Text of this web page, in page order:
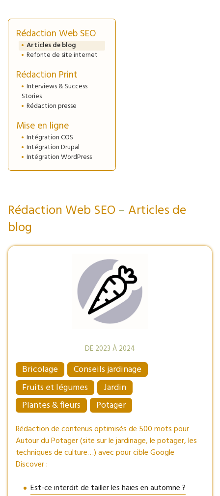
Rédaction Web SEO
Articles de blog
Refonte de site internet
Rédaction Print
Interviews & Success
Stories
Rédaction presse
Mise en ligne
Intégration COS
Intégration Drupal
Intégration WordPress
Rédaction Web SEO
Articles de
blog
DE 2023 À 2024
Bricolage
Conseils jardinage
Fruits et légumes
Jardin
Plantes & fleurs
Potager
Rédaction de contenus optimisés de 500 mots pour
Autour du Potager (site sur le jardinage, le potager, les
techniques de culture…) avec pour cible Google
Discover :
Est-ce interdit de tailler les haies en automne ?